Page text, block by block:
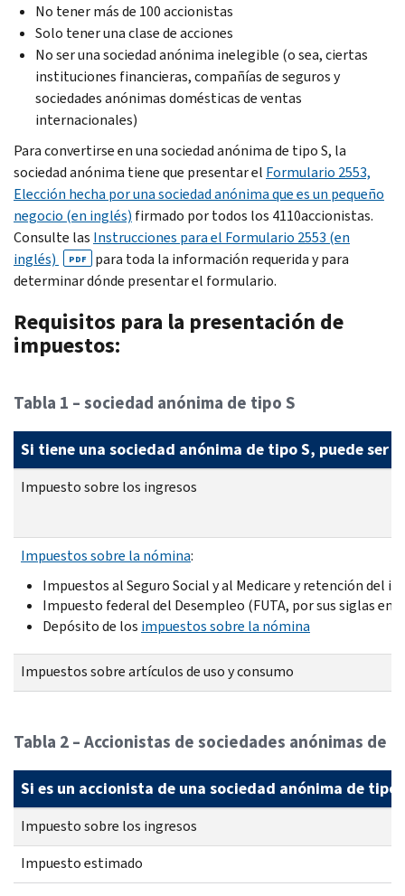
No tener más de 100 accionistas
Solo tener una clase de acciones
No ser una sociedad anónima inelegible (o sea, ciertas
instituciones financieras, compañías de seguros y
sociedades anónimas domésticas de ventas
internacionales)
Para convertirse en una sociedad anónima de tipo S, la
sociedad anónima tiene que presentar el Formulario 2553,
Elección hecha por una sociedad anónima que es un pequeño
negocio (en inglés) firmado por todos los 4110accionistas.
Consulte las Instrucciones para el Formulario 2553 (en
inglés)
PDF
para toda la información requerida y para
determinar dónde presentar el formulario.
Requisitos para la presentación de
impuestos:
Tabla 1 – sociedad anónima de tipo S
Si tiene una sociedad anónima de tipo S, puede ser
Impuesto sobre los ingresos
Impuestos sobre la nómina:
Impuestos al Seguro Social y al Medicare y retención del
Impuesto federal del Desempleo (FUTA, por sus siglas en
Depósito de los impuestos sobre la nómina
Impuestos sobre artículos de uso y consumo
Tabla 2 – Accionistas de sociedades anónimas de
Si es un accionista de una sociedad anónima de
Impuesto sobre los ingresos
Impuesto estimado